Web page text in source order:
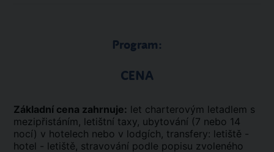
Program:
CENA
Základní cena zahrnuje: let charterovým letadlem s
mezipřistáním, letištní taxy, ubytování (7 nebo 14
nocí) v hotelech nebo v lodgích, transfery: letiště -
hotel - letiště, stravování podle popisu zvoleného